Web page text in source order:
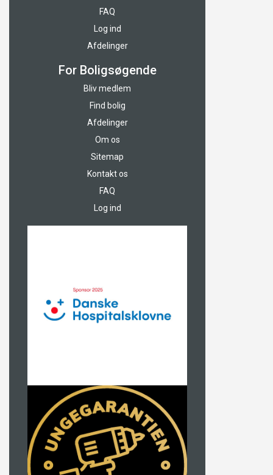
FAQ
Log ind
Afdelinger
For Boligsøgende
Bliv medlem
Find bolig
Afdelinger
Om os
Sitemap
Kontakt os
FAQ
Log ind